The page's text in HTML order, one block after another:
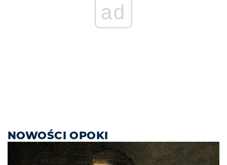
ad
NOWOŚCI OPOKI